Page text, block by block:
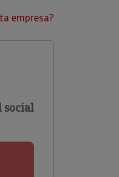
empresa?
social